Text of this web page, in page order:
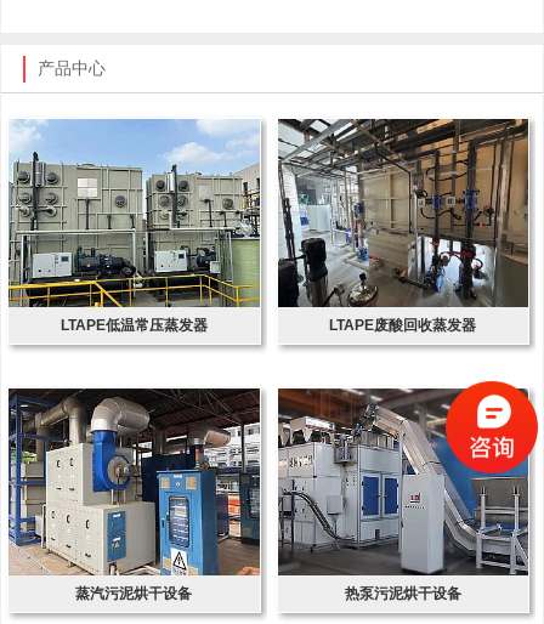
产品中心
LTAPE低温常压蒸发器 LTAPE废酸回收蒸发器
蒸汽污泥烘干设备 热泵污泥烘干设备